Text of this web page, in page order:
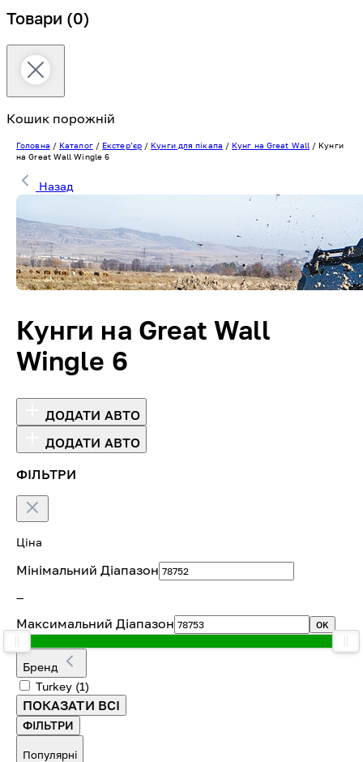
Товари (0)
Кошик порожній
Головна / Каталог/ Екстерʼєр/ Кунги для пікапа / Кунг на Great Wall / Кунги
на Great Wall Wingle 6
Назад
Кунги на Great Wall
Wingle 6
ДОДАТИ АВТО
ДОДАТИ АВТО
ФІЛЬТРИ
Ціна
Мінімальний Діапазон
—
Максимальний Діапазон OK
Бренд
Turkey (1)
ПОКАЗАТИ ВСІ
ФІЛЬТРИ
Популярні